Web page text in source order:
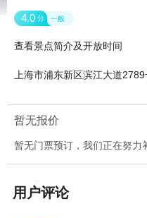
4.0 分 一般
查看景点简介及开放时间
上海市浦东新区滨江大道
暂无报价
暂无门票预订，我们正在努力
用户评论